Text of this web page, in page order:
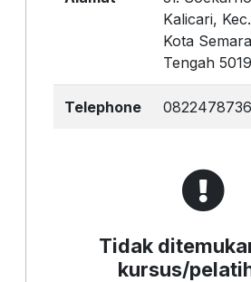
Kalicari,
Kota
Tengah
Telephone
Tidak
kursus/